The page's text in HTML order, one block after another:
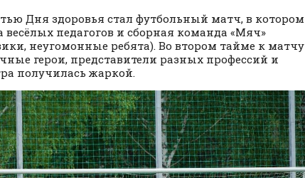
Дня здоровья стал футбольный матч, в котором
весёлых педагогов и сборная команда «Мяч»
неугомонные ребята). Во втором тайме к матчу
герои, представители разных профессий и
получилась жаркой.